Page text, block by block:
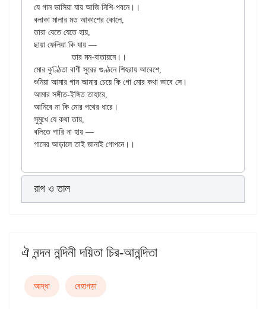
যে গান ভাসিয়া যায় আজি নিশি-পবনে।।
বলাকা মালার মত আকাশের কোলে,
তারা যেতে যেতে হায়,
ছায়া ফেলিয়া কি যায় —
		তার মন-বাতায়নে।।
মোর কুণ্ঠিতা বাণী সুরের গুণ্ঠনে শিহরায় আবেশে,
শুনিয়া আমার গান আমার চেয়ে কি গো মোর কথা ভাবে সে।
আমার সঙ্গীত-ইঙ্গিত তাহারে,
আনিবে না কি মোর পথের ধারে।
সুমুখে যে কথা তায়,
বলিতে পারি না হায় —
রাগ ও তাল
ঐ নন্দন নন্দিনী দয়িতা চির-আনন্দিতা
আদ্ধা বেহাগড়া